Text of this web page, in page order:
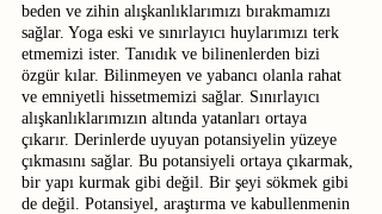
beden ve zihin alışkanlıklarımızı bırakmamızı
sağlar. Yoga eski ve sınırlayıcı huylarımızı terk
etmemizi ister. Tanıdık ve bilinenlerden bizi
özgür kılar. Bilinmeyen ve yabancı olanla rahat
ve emniyetli hissetmemizi sağlar. Sınırlayıcı
alışkanlıklarımızın altında yatanları ortaya
çıkarır. Derinlerde uyuyan potansiyelin yüzeye
çıkmasını sağlar. Bu potansiyeli ortaya çıkarmak,
bir yapı kurmak gibi değil. Bir şeyi sökmek gibi
de değil. Potansiyel, araştırma ve kabullenmenin